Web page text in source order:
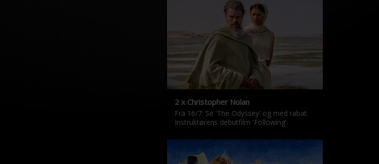
2 x Christopher Nolan
Fra 16/7: Se 'The Odyssey' og med rabat:
Instruktørens debutfilm 'Following'.